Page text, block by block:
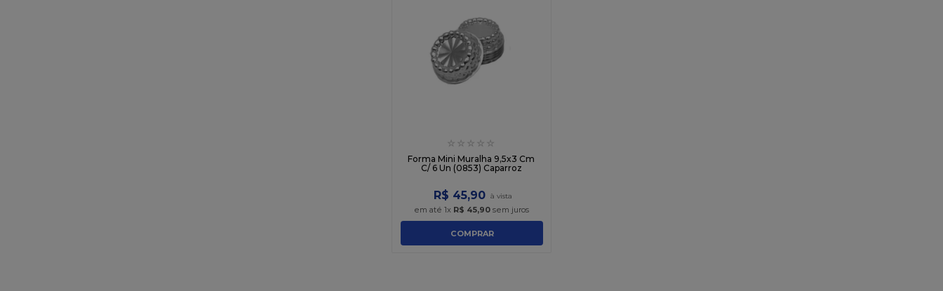
☆ ☆ ☆ ☆ ☆
Forma Mini Muralha 9,5x3 Cm
C/ 6 Un (0853) Caparroz
R$ 45,90
em até 1x R$ 45,90sem juros
COMPRAR